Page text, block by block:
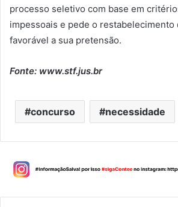
processo seletivo com base em
impessoais e pede o restabelecimento
favorável a sua pretensão.
Fonte: www.stf.jus.br
concurso necessidade